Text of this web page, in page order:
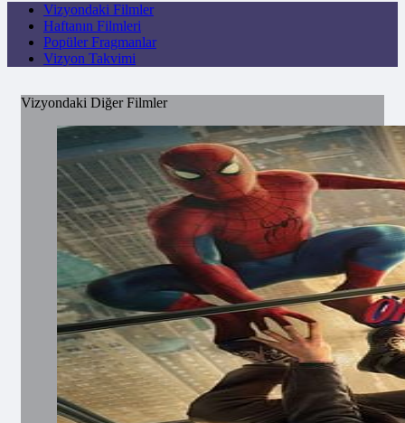
Vizyondaki Filmler
Haftanın Filmleri
Popüler Fragmanlar
Vizyon Takvimi
Vizyondaki Diğer Filmler